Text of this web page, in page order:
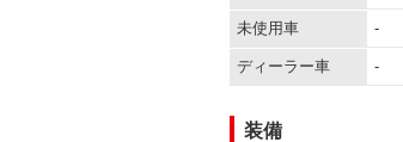
未使用車 -
ディーラー車 -
装備